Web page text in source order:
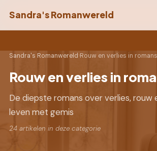
Sandra's Romanwereld
Sandra's Romanwereld›Rouw en verlies in romans
Rouw en verlies in
De diepste romans over verlies, rouw
leven met gemis
24 artikelen in deze categorie